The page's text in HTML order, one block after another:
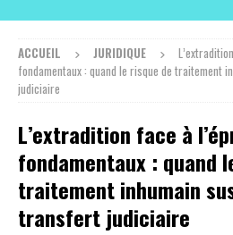
ACCUEIL JURIDIQUE
fondamentaux : quand le risque de traitement
judiciaire
L’extradition face à
fondamentaux : quand
traitement inhumain
transfert judiciaire